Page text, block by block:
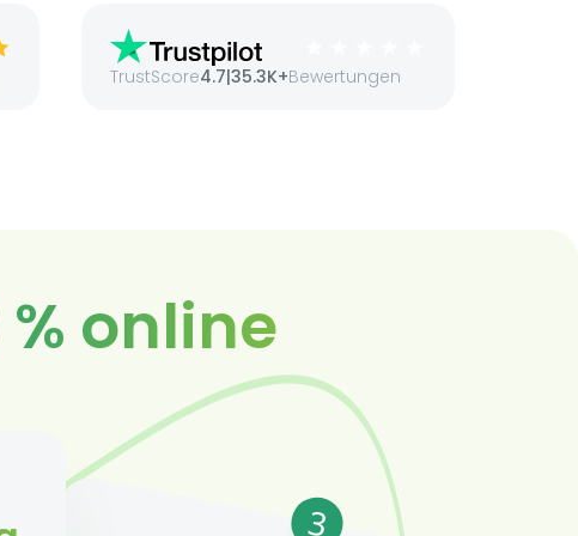
TrustScore4.7|35.3K+Bewertungen
% online
3